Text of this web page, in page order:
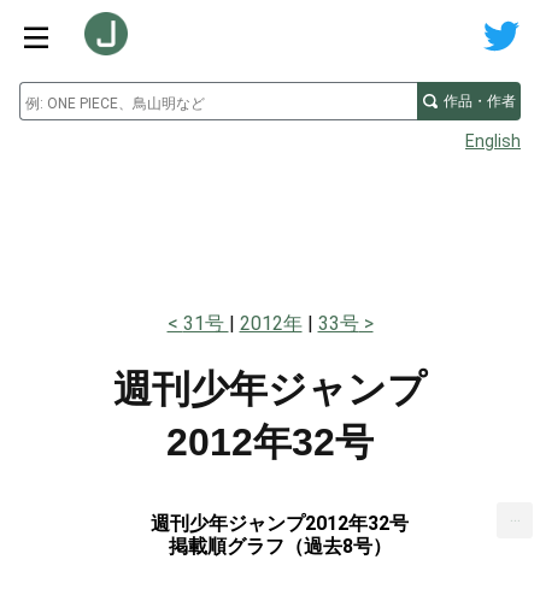
作品・作者
English
31号 2012年 33号
週刊少年ジャンプ
2012年32号
週刊少年ジャンプ2012年32号
掲載順グラフ（過去8号）